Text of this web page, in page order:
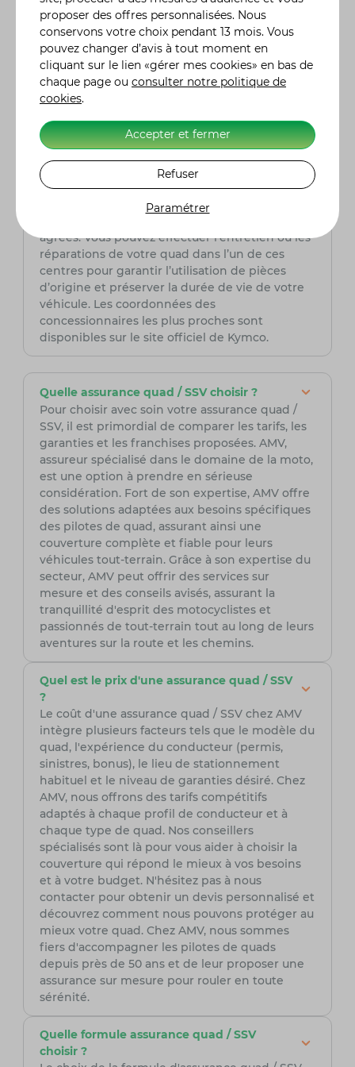
Kymco ?
Kymco propose généralement une garantie
constructeur de 2 ans sur ses quads.
Cependant, la durée et les conditions peuvent
varier selon les pays ou les revendeurs. Il est
conseillé de vérifier auprès de votre
spécifiques à votre modèle.
Où puis-je entretenir ou réparer mon quad
Kymco ?
Kymco dispose d’un réseau mondial de
agréés. Vous pouvez effectuer l’entretien ou les
réparations de votre quad dans l’un de ces
centres pour garantir l’utilisation de pièces
d’origine et préserver la durée de vie de votre
véhicule. Les coordonnées des
concessionnaires les plus proches sont
disponibles sur le site officiel de Kymco.
Quelle assurance quad / SSV choisir ?
Pour choisir avec soin votre assurance quad /
SSV, il est primordial de comparer les tarifs, les
garanties et les franchises proposées. AMV,
assureur spécialisé dans le domaine de la moto,
est une option à prendre en sérieuse
considération. Fort de son expertise, AMV offre
des solutions adaptées aux besoins spécifiques
des pilotes de quad, assurant ainsi une
couverture complète et fiable pour leurs
véhicules tout-terrain. Grâce à son expertise du
secteur, AMV peut offrir des services sur
mesure et des conseils avisés, assurant la
tranquillité d'esprit des motocyclistes et
passionnés de tout-terrain tout au long de leurs
aventures sur la route et les chemins.
Quel est le prix d'une assurance quad / SSV
?
Le coût d'une assurance quad / SSV chez AMV
intègre plusieurs facteurs tels que le modèle du
quad, l'expérience du conducteur (permis,
sinistres, bonus), le lieu de stationnement
habituel et le niveau de garanties désiré. Chez
AMV, nous offrons des tarifs compétitifs
adaptés à chaque profil de conducteur et à
chaque type de quad. Nos conseillers
spécialisés sont là pour vous aider à choisir la
couverture qui répond le mieux à vos besoins
et à votre budget. N'hésitez pas à nous
contacter pour obtenir un devis personnalisé et
découvrez comment nous pouvons protéger au
mieux votre quad. Chez AMV, nous sommes
fiers d'accompagner les pilotes de quads
depuis près de 50 ans et de leur proposer une
assurance sur mesure pour rouler en toute
sérénité.
Quelle formule assurance quad / SSV
choisir ?
proposer des offres personnalisées. Nous
conservons votre choix pendant 13 mois. Vous
pouvez changer d’avis à tout moment en
cliquant sur le lien «gérer mes cookies» en bas de
chaque page ou consulter notre politique de
cookies.
Accepter et fermer
Refuser
Paramétrer